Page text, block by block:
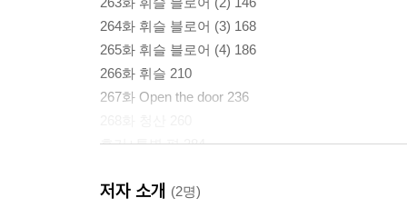
264화 휘슬 블로어 (3) 168
265화 휘슬 블로어 (4) 186
266화 휘슬 210
267화 Open the door 236
후기+특별 편 284
저자 소개 (2명)